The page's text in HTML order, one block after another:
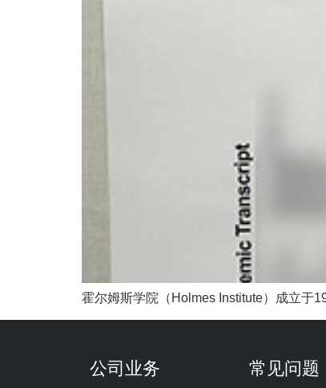
霍尔姆斯学院（Holmes Institute）成立于
公司业务 常见问题